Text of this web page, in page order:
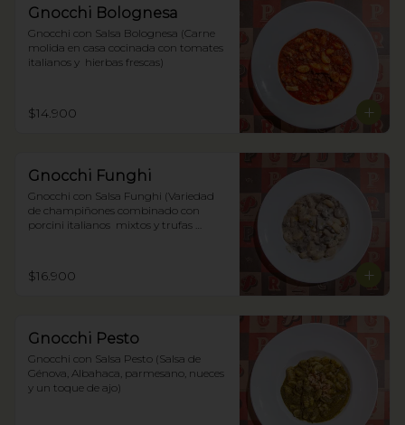
Gnocchi Bolognesa
Gnocchi con Salsa Bolognesa (Carne
molida en casa cocinada con tomates
italianos y  hierbas frescas)
$14.900
Gnocchi Funghi
Gnocchi con Salsa Funghi (Variedad
de champiñones combinado con
porcini italianos  mixtos y trufas
$16.900
Gnocchi Pesto
Gnocchi con Salsa Pesto (Salsa de
Génova, Albahaca, parmesano, nueces
y un toque de ajo)